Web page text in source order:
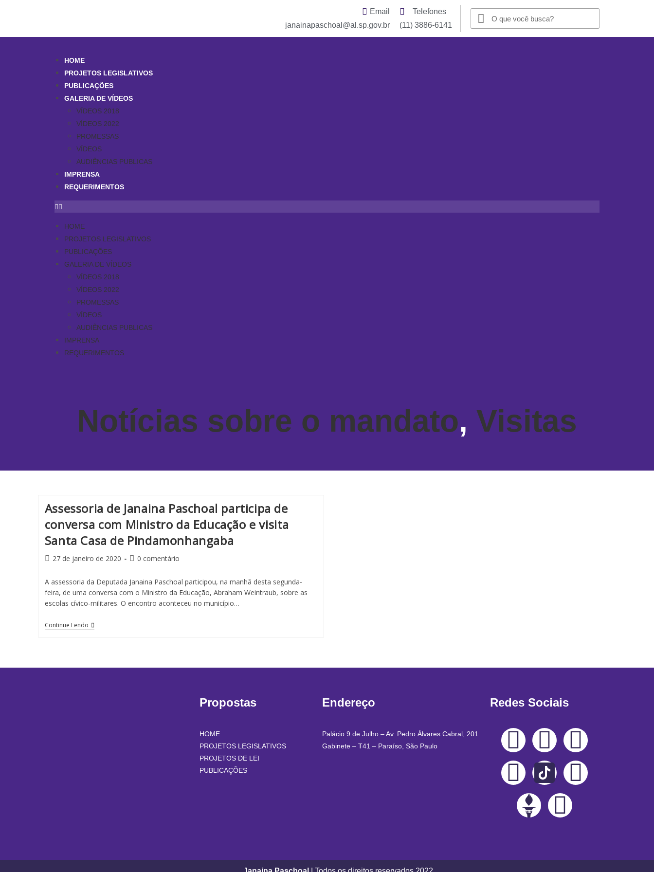
Email
janainapaschoal@al.sp.gov.br
Telefones
(11) 3886-6141
HOME
PROJETOS LEGISLATIVOS
PUBLICAÇÕES
GALERIA DE VÍDEOS
VÍDEOS 2018
VÍDEOS 2022
PROMESSAS
VÍDEOS
AUDIÊNCIAS PUBLICAS
IMPRENSA
REQUERIMENTOS
HOME
PROJETOS LEGISLATIVOS
PUBLICAÇÕES
GALERIA DE VÍDEOS
VÍDEOS 2018
VÍDEOS 2022
PROMESSAS
VÍDEOS
AUDIÊNCIAS PUBLICAS
IMPRENSA
REQUERIMENTOS
Notícias sobre o mandato, Visitas
Assessoria de Janaina Paschoal participa de
conversa com Ministro da Educação e visita
Santa Casa de Pindamonhangaba
27 de janeiro de 2020 0 comentário
A assessoria da Deputada Janaina Paschoal participou, na manhã desta segunda-
feira,­ de uma conversa com o Ministro da Educação, Abraham Weintraub, sobre as
escolas cívico-militares. O encontro aconteceu no município…
Continue Lendo
Propostas
HOME
PROJETOS LEGISLATIVOS
PROJETOS DE LEI
PUBLICAÇÕES
Endereço
Palácio 9 de Julho – Av. Pedro Álvares Cabral, 201
Gabinete – T41 – Paraíso, São Paulo
Redes Sociais